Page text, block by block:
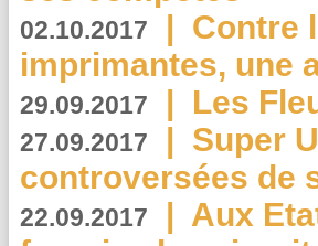
02.10.2017 | Contre
imprimantes, une
29.09.2017 | Les
27.09.2017 | Super
controversées de
22.09.2017 | Aux